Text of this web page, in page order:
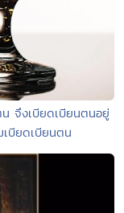
จึงเบียดเบียนตนอยู่
บียดเบียนตน